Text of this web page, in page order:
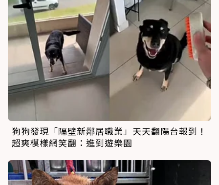
狗狗發現「隔壁新鄰居職業」天天翻陽台報到！
超爽模樣網笑翻：進到遊樂園